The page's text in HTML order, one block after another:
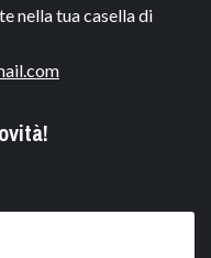
nella tua casella di